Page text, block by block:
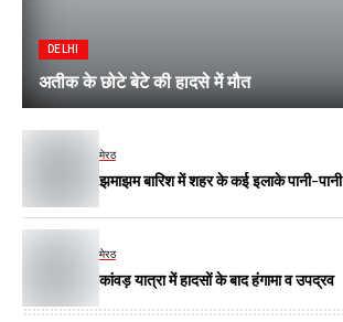
DELHI
अतीक के छोटे बेटे की हादसे में मौत
मेरठ
झमाझम बारिश में शहर के कई इलाके पानी-पानी
मेरठ
कांवड़ यात्रा में हादसों के बाद हंगामा व उपद्रव